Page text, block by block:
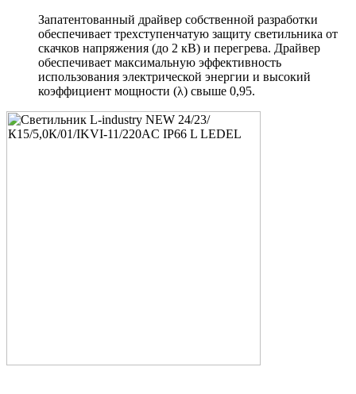
Запатентованный драйвер собственной разработки
обеспечивает трехступенчатую защиту светильника от
скачков напряжения (до 2 кВ) и перегрева. Драйвер
обеспечивает максимальную эффективность
использования электрической энергии и высокий
коэффициент мощности (λ) свыше 0,95.